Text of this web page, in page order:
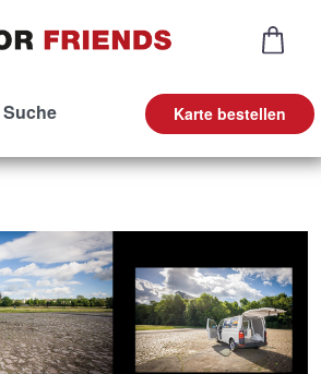
Suche Karte bestellen